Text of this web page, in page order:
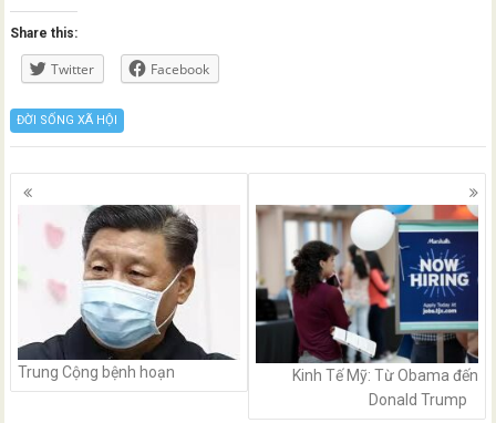
Share this:
Twitter Facebook
ĐỜI SỐNG XÃ HỘI
Posts
navigation
Trung Cộng bệnh hoạn
Kinh Tế Mỹ: Từ Obama đến
Donald Trump